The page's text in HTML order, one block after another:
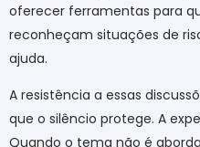
oferecer ferramentas para
reconheçam situações de
ajuda.
A resistência a essas
que o silêncio protege. A
Quando o tema não é